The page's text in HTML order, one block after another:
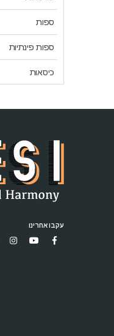
ספות
ספות פינתיות
כיסאות
עקבו אחרינו